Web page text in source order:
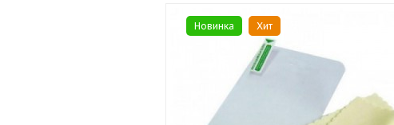
Новинка Хит